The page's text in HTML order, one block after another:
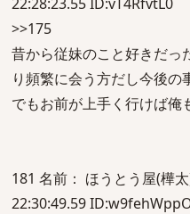
>>175
昔から従妹のこと好きだっ
り頻繁に会う方だし今後の
でもお前が上手く行けば俺
181 名前： ほうとう屋(樺
22:30:49.59